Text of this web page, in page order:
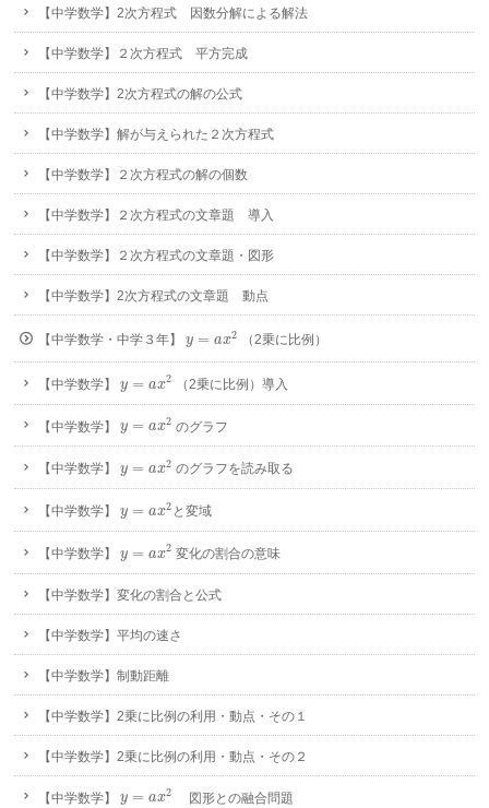
【中学数学】2次方程式 因数分解による解法
【中学数学】２次方程式 平方完成
【中学数学】2次方程式の解の公式
【中学数学】解が与えられた２次方程式
【中学数学】２次方程式の解の個数
【中学数学】２次方程式の文章題 導入
【中学数学】２次方程式の文章題・図形
【中学数学】2次方程式の文章題 動点
【中学数学・中学３年】y = ax2 （2乗に比例）
【中学数学】y = ax2 （2乗に比例）導入
【中学数学】y = ax2 のグラフ
【中学数学】y = ax2 のグラフを読み取る
【中学数学】y = ax2 と変域
【中学数学】y = ax2 変化の割合の意味
【中学数学】変化の割合と公式
【中学数学】平均の速さ
【中学数学】制動距離
【中学数学】2乗に比例の利用・動点・その１
【中学数学】2乗に比例の利用・動点・その２
【中学数学】y = ax2 図形との融合問題